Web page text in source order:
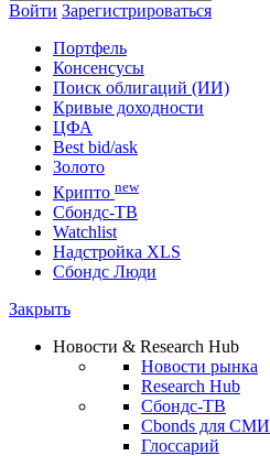
Войти Зарегистрироваться
Портфель
Консенсусы
Поиск облигаций (ИИ)
Кривые доходности
ЦФА
Best bid/ask
Золото
Крипто new
Сбондс-ТВ
Watchlist
Надстройка XLS
Сбондс Люди
Закрыть
Новости & Research Hub
Новости рынка
Research Hub
Сбондс-ТВ
Cbonds для СМИ
Глоссарий